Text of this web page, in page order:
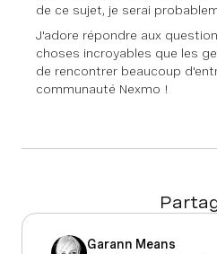
de ce sujet, je serai
J'adore répondre aux
choses incroyables que les
de rencontrer beaucoup
communauté Nexmo !
Garann Means